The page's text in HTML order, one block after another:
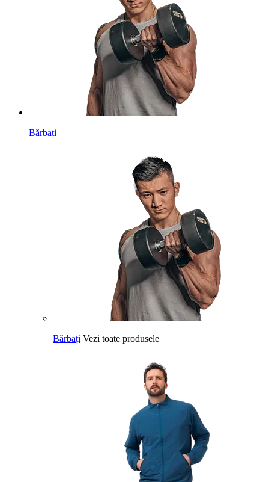
Bărbați
Bărbați Vezi toate produsele